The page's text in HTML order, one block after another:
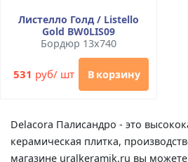
Листелло Голд / Listello
Gold BW0LIS09
Бордюр 13x740
531 руб/ шт В корзину
Delacora Палисандро - это
керамическая плитка,
магазине uralkeramik.ru вы можете